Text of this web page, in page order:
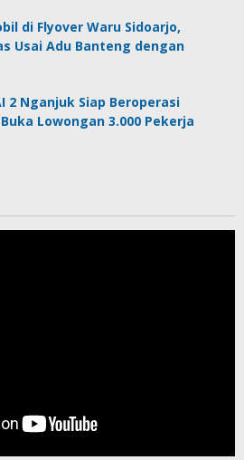
di Flyover Waru Sidoarjo,
Usai Adu Banteng dengan
2 Nganjuk Siap Beroperasi
Lowongan 3.000 Pekerja